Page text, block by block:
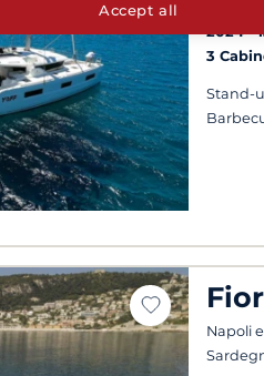
2024
3
Stand-
Napoli
Accept all